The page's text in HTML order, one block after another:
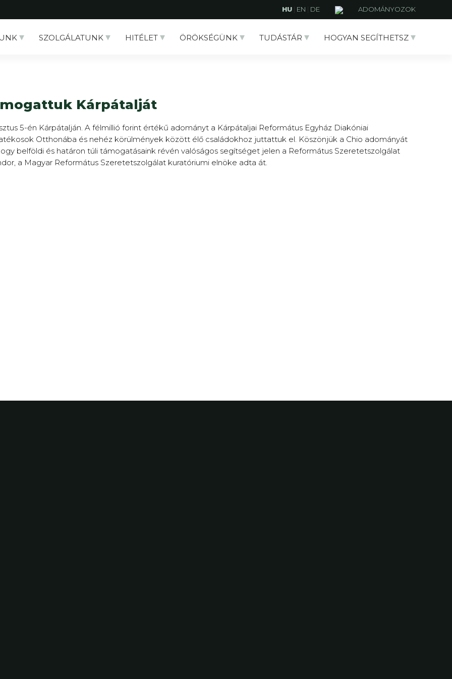
HU | EN | DE ADOMÁNYOZOK
SZOLGÁLATUNK HITÉLET ÖRÖKSÉGÜNK TUDÁSTÁR HOGYAN SEGÍTHETSZ
Kárpátalját
5-én Kárpátalján. A félmillió forint értékű adományt a Kárpátaljai Református Egyház Diakóniai
Otthonába és nehéz körülmények között élő családokhoz juttattuk el. Köszönjük a Chio adományát
belföldi és határon túli támogatásaink révén valóságos segítséget jelen a Református Szeretetszolgálat
a Magyar Református Szeretetszolgálat kuratóriumi elnöke adta át.